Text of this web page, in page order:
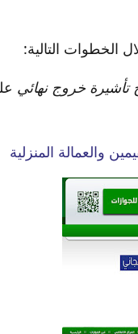
الخطوات التالية:
تأشيرة خروج نهائي
والعمالة المنزلية